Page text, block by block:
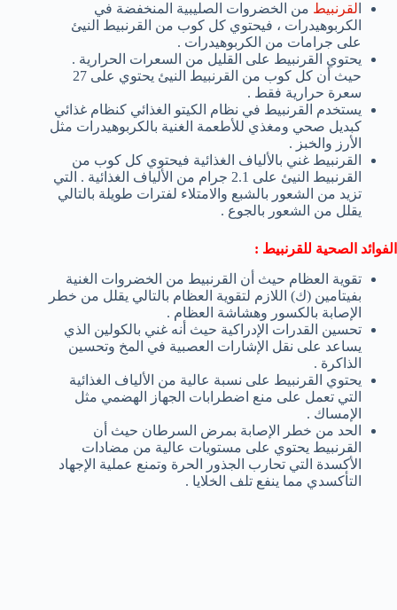
لقرنبيط من الخضروات الصليبية المنخفضة في
الكربوهيدرات ، فيحتوي كل كوب من القرنبيط النيئ
على جرامات من الكربوهيدرات .
يحتوي القرنبيط على القليل من السعرات الحرارية .
حيث أن كل كوب من القرنبيط النيئ يحتوي على 27
سعرة حرارية فقط .
يستخدم القرنبيط في نظام الكيتو الغذائي كنظام غذائي
كبديل صحي ومغذي للأطعمة الغنية بالكربوهيدرات مثل
الأرز والخبز .
القرنبيط غني بالألياف الغذائية فيحتوي كل كوب من
القرنبيط النيئ على 2.1 جرام من الألياف الغذائية . التي
تزيد من الشعور بالشبع والامتلاء لفترات طويلة بالتالي
يقلل من الشعور بالجوع .
الفوائد الصحية للقرنبيط :
تقوية العظام حيث أن القرنبيط من الخضروات الغنية
بفيتامين (ك) اللازم لتقوية العظام بالتالي يقلل من خطر
الإصابة بالكسور وهشاشة العظام .
تحسين القدرات الإدراكية حيث أنه غني بالكولين الذي
يساعد على نقل الإشارات العصبية في المخ وتحسين
الذاكرة .
يحتوي القرنبيط على نسبة عالية من الألياف الغذائية
التي تعمل على منع اضطرابات الجهاز الهضمي مثل
الإمساك .
الحد من خطر الإصابة بمرض السرطان حيث أن
القرنبيط يحتوي على مستويات عالية من مضادات
الأكسدة التي تحارب الجذور الحرة وتمنع عملية الإجهاد
التأكسدي مما ينفع تلف الخلايا .